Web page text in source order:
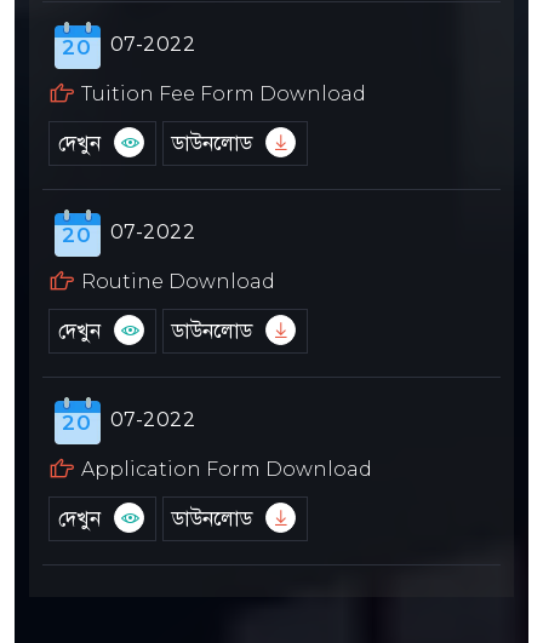
20 07-2022
Tuition Fee Form Download
দেখুন ডাউনলোড
20 07-2022
Routine Download
দেখুন ডাউনলোড
20 07-2022
Application Form Download
দেখুন ডাউনলোড